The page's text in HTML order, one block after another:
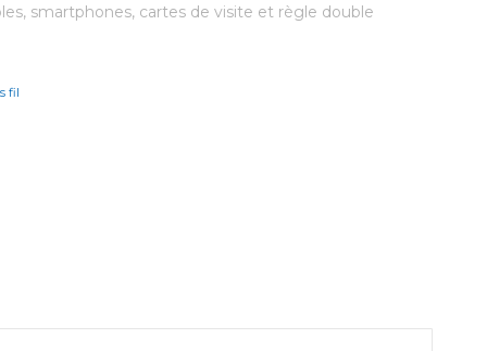
smartphones, cartes de visite et règle double
fil